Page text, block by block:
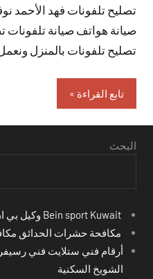
تصليح تلفونات فهد الأحمد
صيانة هواتف صيانة
تصليح تلفونات بالمنزل
تابع القراءة
البحث
مكافحة حشرات الحدائق
أرقام فني ستلايت فني
الشويخ السكنية